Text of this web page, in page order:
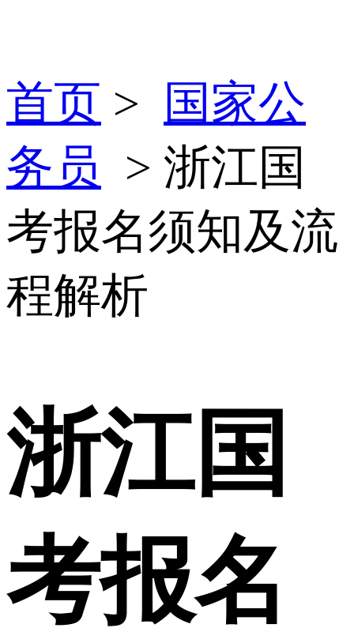
首页 >
国家公
务员
> 浙江国
考报名须知及流
程解析
浙江国
考报名